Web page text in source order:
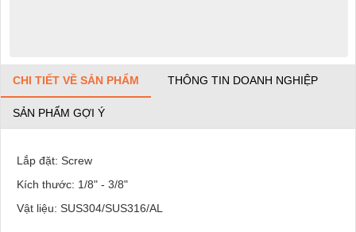
CHI TIẾT VỀ SẢN PHẨM THÔNG TIN DOANH NGHIỆP
SẢN PHẨM GỢI Ý
Lắp đặt: Screw
Kích thước: 1/8" - 3/8"
Vật liệu: SUS304/SUS316/AL